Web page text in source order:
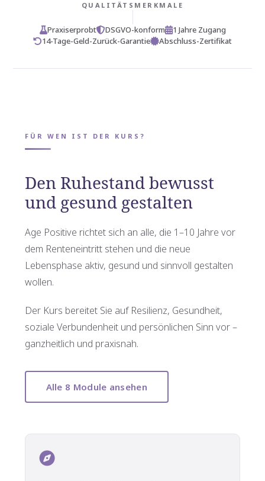
QUALITÄTSMERKMALE
Praxiserprobt DSGVO-konform
1 Jahre Zugang
14-Tage-Geld-Zurück-Garantie
Abschluss-Zertifikat
FÜR WEN IST DER KURS?
Den Ruhestand bewusst
und gesund gestalten
Age Positive richtet sich an alle, die 1–10 Jahre vor
dem Renteneintritt stehen und die neue
Lebensphase aktiv, gesund und sinnvoll gestalten
wollen.
Der Kurs bereitet Sie auf Resilienz, Gesundheit,
soziale Verbundenheit und persönlichen Sinn vor –
ganzheitlich und praxisnah.
Alle 8 Module ansehen